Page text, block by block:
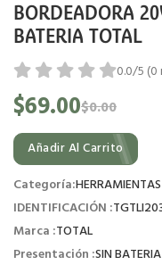
BORDEADORA
BATERIA TOTAL
0.0/5
$69.00$0.00
Añadir Al Carrito
Categoría:HERRAMIENTAS
IDENTIFICACIÓN :
Marca :TOTAL
Presentación :SIN BATERIA